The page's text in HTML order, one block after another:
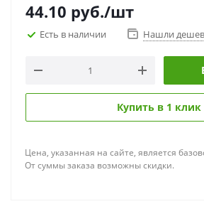
44.10 руб./шт
Есть в наличии Нашли
Купить в 1 клик
Цена, указанная на сайте, является
От суммы заказа возможны скидки.